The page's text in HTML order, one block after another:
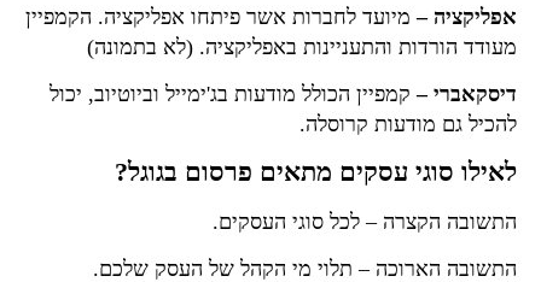
אפליקציה –מיועד לחברות אשר פיתחו אפליקציה. הקמפיין
מעודד הורדות והתעניינות באפליקציה. (לא בתמונה)
דיסקאברי – קמפיין הכולל מודעות בג'ימייל וביוטיוב, יכול
להכיל גם מודעות קרוסלה.
לאילו סוגי עסקים מתאים פרסום בגוגל?
התשובה הקצרה – לכל סוגי העסקים.
התשובה הארוכה – תלוי מי הקהל של העסק שלכם.